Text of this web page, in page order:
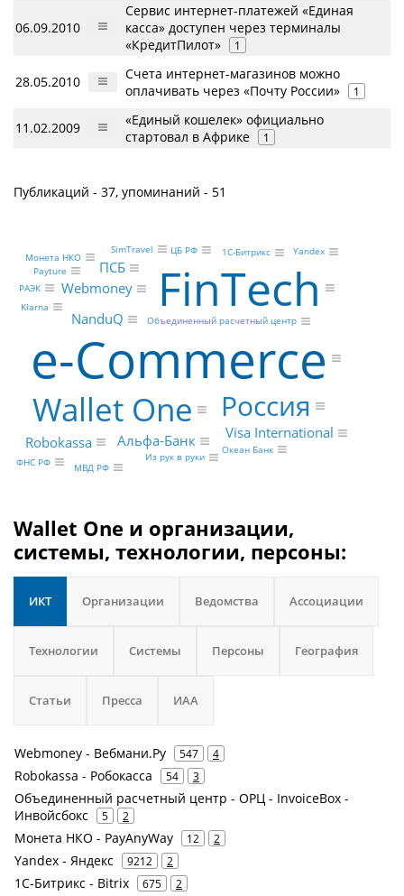
06.09.2010
Сервис интернет-платежей «Единая
касса» доступен через терминалы
«КредитПилот»
1
28.05.2010
Счета интернет-магазинов можно
оплачивать через «Почту России»
1
11.02.2009
«Единый кошелек» официально
стартовал в Африке
1
Публикаций - 37, упоминаний - 51
e-Commerce
FinTech
Wallet One Россия
Webmoney
NanduQ
Visa International
ПСБ
Robokassa Альфа-Банк
Объединенный расчетный центр
Монета НКО Yandex
1С-Битрикс
Океан Банк
ЦБ РФ
Payture
Klarna
SimTravel
ФНС РФ МВД РФ
РАЭК
Из рук в руки
Wallet One и организации,
системы, технологии, персоны:
ИКТ Организации Ведомства Ассоциации
Технологии Системы Персоны География
Статьи Пресса ИАА
Webmoney - Вебмани.Ру 547 4
Robokassa - Робокасса 54 3
Объединенный расчетный центр - ОРЦ - InvoiceBox -
Инвойсбокс
5 2
Монета НКО - PayAnyWay 12 2
Yandex - Яндекс 9212 2
1С-Битрикс - Bitrix 675 2